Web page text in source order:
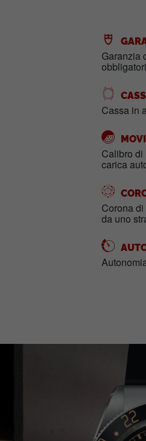
Garanzia
Cassa in
Calibro di
carica
Corona
da uno